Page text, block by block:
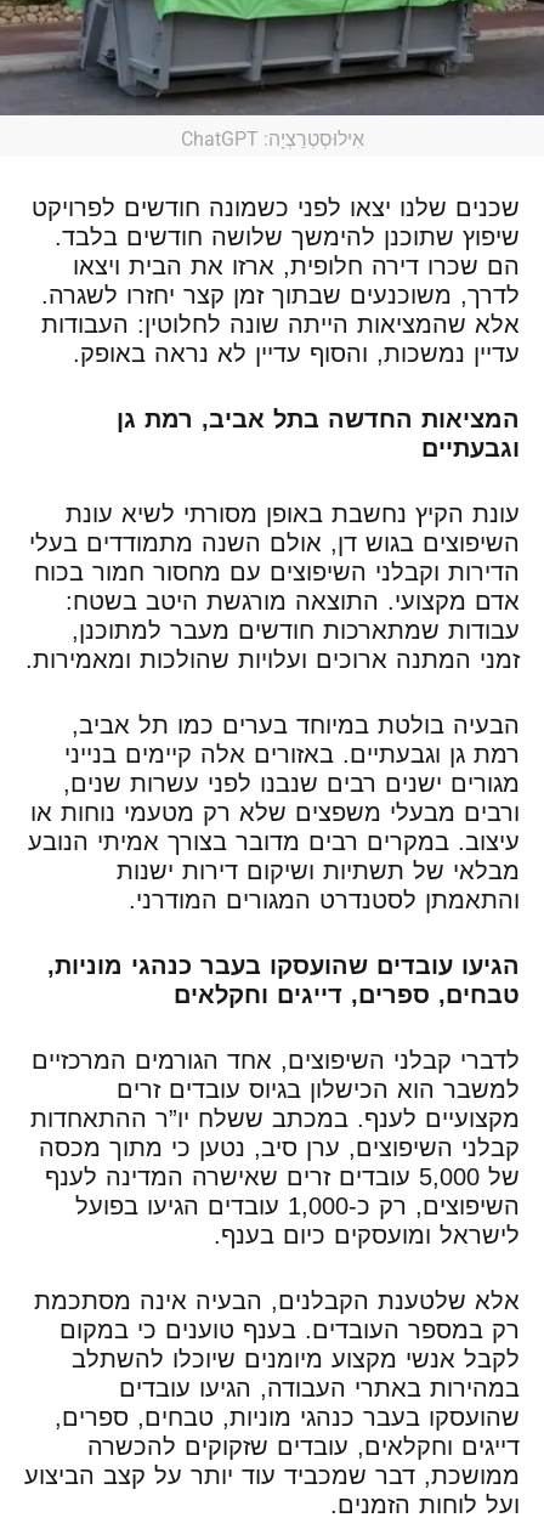
אִילוּסְטְרַצְיָה: ChatGPT
שכנים שלנו יצאו לפני כשמונה חודשים לפרויקט
שיפוץ שתוכנן להימשך שלושה חודשים בלבד.
הם שכרו דירה חלופית, ארזו את הבית ויצאו
לדרך, משוכנעים שבתוך זמן קצר יחזרו לשגרה.
אלא שהמציאות הייתה שונה לחלוטין: העבודות
עדיין נמשכות, והסוף עדיין לא נראה באופק.
המציאות החדשה בתל אביב, רמת גן
וגבעתיים
עונת הקיץ נחשבת באופן מסורתי לשיא עונת
השיפוצים בגוש דן, אולם השנה מתמודדים בעלי
הדירות וקבלני השיפוצים עם מחסור חמור בכוח
אדם מקצועי. התוצאה מורגשת היטב בשטח:
עבודות שמתארכות חודשים מעבר למתוכנן,
זמני המתנה ארוכים ועלויות שהולכות ומאמירות.
הבעיה בולטת במיוחד בערים כמו תל אביב,
רמת גן וגבעתיים. באזורים אלה קיימים בנייני
מגורים ישנים רבים שנבנו לפני עשרות שנים,
ורבים מבעלי משפצים שלא רק מטעמי נוחות או
עיצוב. במקרים רבים מדובר בצורך אמיתי הנובע
מבלאי של תשתיות ושיקום דירות ישנות
והתאמתן לסטנדרט המגורים המודרני.
הגיעו עובדים שהועסקו בעבר כנהגי מוניות,
טבחים, ספרים, דייגים וחקלאים
לדברי קבלני השיפוצים, אחד הגורמים המרכזיים
למשבר הוא הכישלון בגיוס עובדים זרים
מקצועיים לענף. במכתב ששלח יו”ר ההתאחדות
קבלני השיפוצים, ערן סיב, נטען כי מתוך מכסה
של 5,000 עובדים זרים שאישרה המדינה לענף
השיפוצים, רק כ-1,000 עובדים הגיעו בפועל
לישראל ומועסקים כיום בענף.
אלא שלטענת הקבלנים, הבעיה אינה מסתכמת
רק במספר העובדים. בענף טוענים כי במקום
לקבל אנשי מקצוע מיומנים שיוכלו להשתלב
במהירות באתרי העבודה, הגיעו עובדים
שהועסקו בעבר כנהגי מוניות, טבחים, ספרים,
דייגים וחקלאים, עובדים שזקוקים להכשרה
ממושכת, דבר שמכביד עוד יותר על קצב הביצוע
ועל לוחות הזמנים.